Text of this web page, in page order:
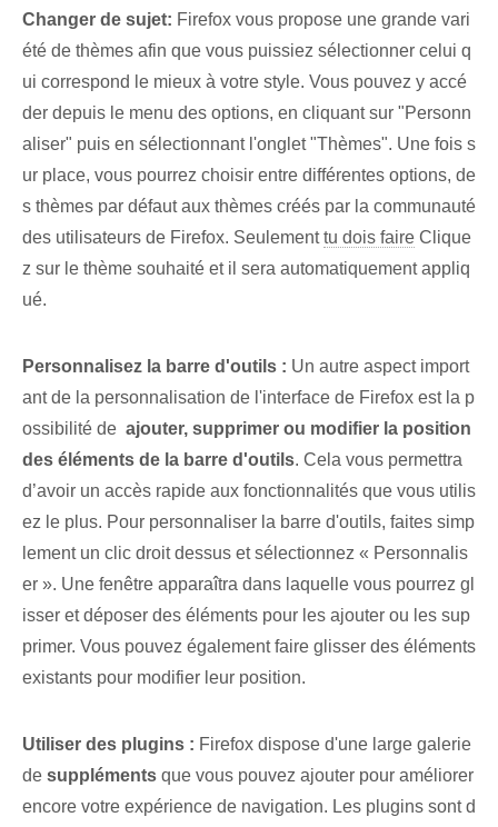
Changer de sujet: Firefox vous propose une grande vari
été de thèmes afin que vous puissiez sélectionner celui q
ui correspond le mieux à votre style. Vous pouvez y accé
der depuis le menu des options, en cliquant sur "Personn
aliser" puis en sélectionnant l'onglet "Thèmes". Une fois s
ur place, vous pourrez choisir entre différentes options, de
s thèmes par défaut aux thèmes créés par la communauté
des utilisateurs de Firefox.​ Seulementtu dois faire Clique
z sur le thème souhaité et il sera automatiquement appliq
ué.
Personnalisez la barre d'outils : Un autre aspect import
ant de la personnalisation de l'interface de Firefox est la p
ossibilité de ‌ ajouter, supprimer ou modifier la position
des éléments de la barre d'outils. Cela vous permettra
d’avoir un accès rapide aux fonctionnalités que vous utilis
ez le plus. Pour personnaliser la barre d'outils, faites simp
lement un clic droit dessus et sélectionnez « Personnalis
er ». Une fenêtre apparaîtra dans laquelle vous pourrez gl
isser et déposer des éléments pour les ajouter ou les sup
primer. Vous pouvez également faire glisser des éléments
existants pour modifier leur position.
Utiliser des plugins : Firefox ‌dispose⁤ d'une large⁣ galerie
de suppléments que vous pouvez ajouter pour améliorer
encore votre expérience de navigation. Les plugins ‌sont d